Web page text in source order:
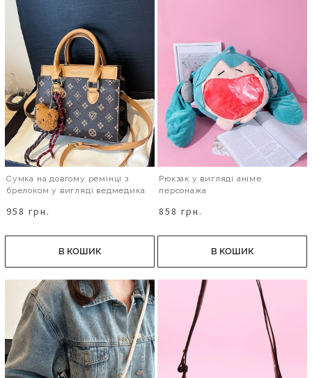
Сумка на довгому ремінці з
брелоком у вигляді ведмедика
958 грн.
В КОШИК
Рюкзак у вигляді аніме
персонажа
858 грн.
В КОШИК